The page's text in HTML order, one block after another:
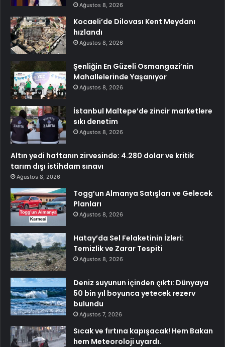
Ağustos 8, 2026
Kocaeli’de Dilovası Kent Meydanı
hızlandı
Ağustos 8, 2026
Şenliğin En Güzeli Osmangazi’nin
Mahallelerinde Yaşanıyor
Ağustos 8, 2026
İstanbul Maltepe’de zincir marketlere
sıkı denetim
Ağustos 8, 2026
Altın yedi haftanın zirvesinde: 4.280 dolar ve kritik
tarım dışı istihdam sınavı
Ağustos 8, 2026
Togg’un Almanya Satışları ve Gelecek
Planları
Ağustos 8, 2026
Hatay’da Sel Felaketinin İzleri:
Temizlik ve Zarar Tespiti
Ağustos 8, 2026
Deniz suyunun içinden çıktı: Dünyaya
50 bin yıl boyunca yetecek rezerv
bulundu
Ağustos 7, 2026
Sıcak ve fırtına kapışacak! Hem Bakan
hem Meteoroloji uyardı.